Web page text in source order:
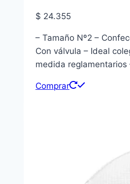
$ 24.355
– Tamaño Nº2 –
Con válvula – Ideal
medida reglamentarios
Comprar